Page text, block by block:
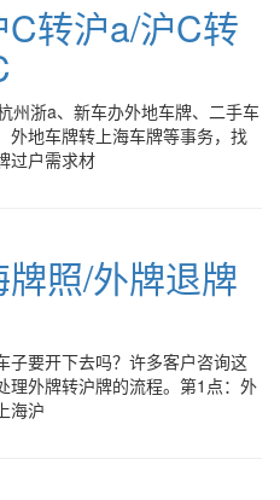
转沪a/沪C转
州浙a、新车办外地车牌、二手车
外地车牌转上海车牌等事务，找
过户需求材
照/外牌退牌
子要开下去吗？许多客户咨询这
理外牌转沪牌的流程。第1点：外
海沪